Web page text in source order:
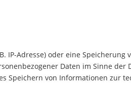
Adresse) oder eine
Daten im Sinne der
Speichern von Informationen